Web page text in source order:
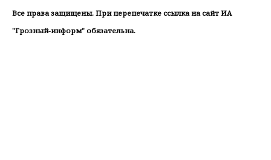
Все права защищены. При перепечатке ссылка на сайт ИА
"Грозный-информ" обязательна.